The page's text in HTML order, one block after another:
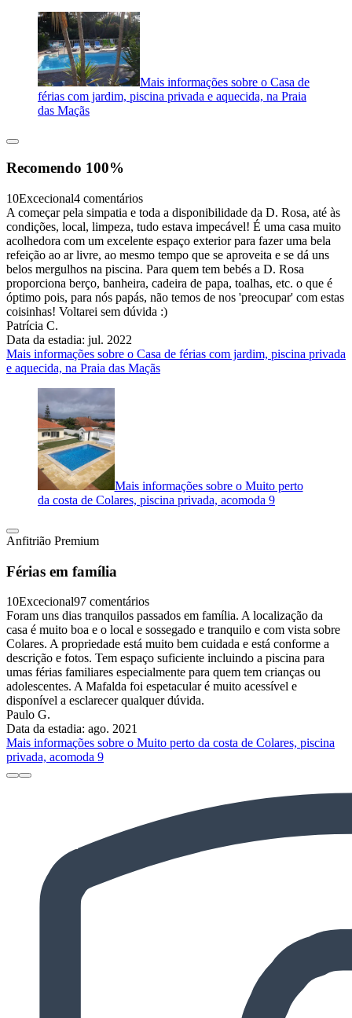
Mais informações sobre o Casa de
férias com jardim, piscina privada e aquecida, na Praia
das Maçãs
Recomendo 100%
10Excecional4 comentários
A começar pela simpatia e toda a disponibilidade da D. Rosa, até às
condições, local, limpeza, tudo estava impecável! É uma casa muito
acolhedora com um excelente espaço exterior para fazer uma bela
refeição ao ar livre, ao mesmo tempo que se aproveita e se dá uns
belos mergulhos na piscina. Para quem tem bebés a D. Rosa
proporciona berço, banheira, cadeira de papa, toalhas, etc. o que é
óptimo pois, para nós papás, não temos de nos 'preocupar' com estas
coisinhas! Voltarei sem dúvida :)
Patrícia C.
Data da estadia: jul. 2022
Mais informações sobre o Casa de férias com jardim, piscina privada
e aquecida, na Praia das Maçãs
Mais informações sobre o Muito perto
da costa de Colares, piscina privada, acomoda 9
Anfitrião Premium
Férias em família
10Excecional97 comentários
Foram uns dias tranquilos passados em família. A localização da
casa é muito boa e o local e sossegado e tranquilo e com vista sobre
Colares. A propriedade está muito bem cuidada e está conforme a
descrição e fotos. Tem espaço suficiente incluindo a piscina para
umas férias familiares especialmente para quem tem crianças ou
adolescentes. A Mafalda foi espetacular é muito acessível e
disponível a esclarecer qualquer dúvida.
Paulo G.
Data da estadia: ago. 2021
Mais informações sobre o Muito perto da costa de Colares, piscina
privada, acomoda 9